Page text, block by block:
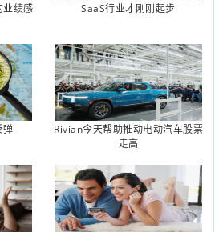
业绩感
SaaS行业才刚刚起步
弹
Rivian今天帮助推动电动汽车股票
走高